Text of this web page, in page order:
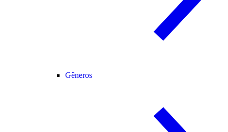
Gêneros